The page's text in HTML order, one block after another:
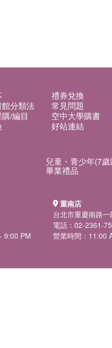
禮券兌換
分類法 常見問題
/編目 空中大學購書
好站連結
兒童・青少年(7歲
畢業禮品
9:00 PM
重南店
台北市重慶南路一
電話：02-2361-
營業時間：11:00